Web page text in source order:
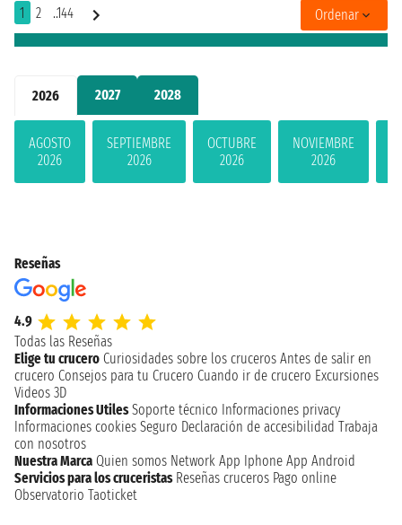
2026 2027 2028
AGOSTO
2026
SEPTIEMBRE
2026
OCTUBRE
2026
NOVIEMBRE
2026
1 2 ..144 Ordenar
Reseñas
4.9
Todas las Reseñas
Elige tu crucero Curiosidades sobre los cruceros Antes de salir en
crucero Consejos para tu Crucero Cuando ir de crucero Excursiones
Videos 3D
Informaciones Utiles Soporte técnico Informaciones privacy
Informaciones cookies Seguro Declaración de accesibilidad Trabaja
con nosotros
Nuestra Marca Quien somos Network App Iphone App Android
Servicios para los cruceristas Reseñas cruceros Pago online
Observatorio Taoticket